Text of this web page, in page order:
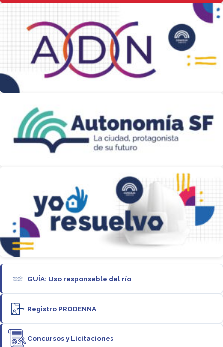
GUÍA: Uso responsable del río
Registro PRODENNA
Concursos y Licitaciones